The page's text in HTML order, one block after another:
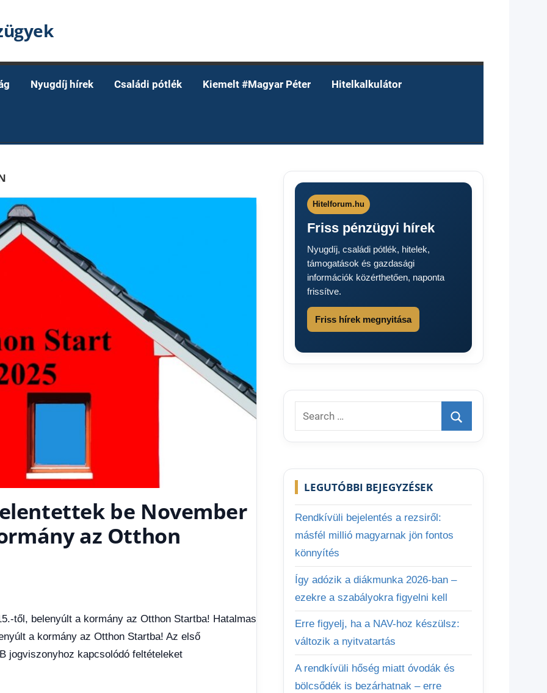
Nyugdíj hírek Családi pótlék Kiemelt #Magyar Péter Hitelkalkulátor
be November
az Otthon
től, belenyúlt a kormány az Otthon Startba! Hatalmas
a kormány az Otthon Startba! Az első
jogviszonyhoz kapcsolódó feltételeket
Hitelforum.hu
Friss pénzügyi hírek
Nyugdíj, családi pótlék, hitelek,
támogatások és gazdasági
információk közérthetően, naponta
frissítve.
Friss hírek megnyitása
Search
for:
Search
LEGUTÓBBI BEJEGYZÉSEK
Rendkívüli bejelentés a rezsiről:
másfél millió magyarnak jön fontos
könnyítés
Így adózik a diákmunka 2026-ban –
ezekre a szabályokra figyelni kell
Erre figyelj, ha a NAV-hoz készülsz:
változik a nyitvatartás
A rendkívüli hőség miatt óvodák és
bölcsődék is bezárhatnak – erre